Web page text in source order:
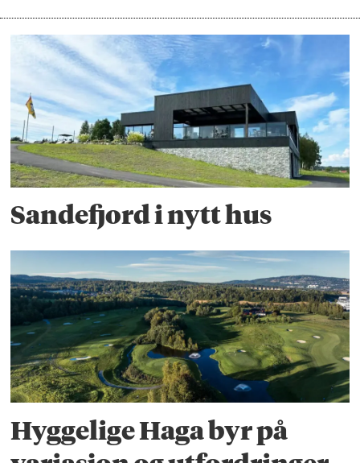
Sandefjord i nytt hus
Hyggelige Haga byr på